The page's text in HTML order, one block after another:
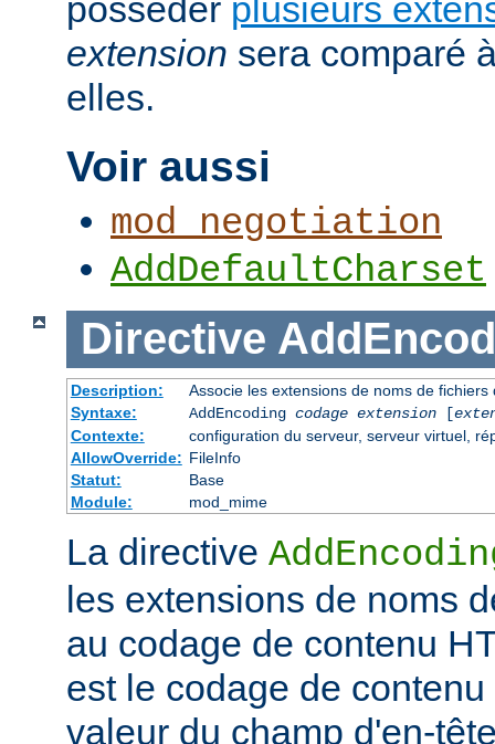
posséder plusieurs
extension sera comparé
elles.
Voir aussi
mod_negotiation
AddDefaultCharset
Directive
Description:
Associe les extensions de noms de
Syntaxe:
AddEncoding codage extension[
Contexte:
configuration du serveur, serveur virtuel,
AllowOverride: FileInfo
Statut:
Base
Module:
mod_mime
La directive
les extensions de noms
au codage de contenu
est le codage de
valeur du champ d'en-